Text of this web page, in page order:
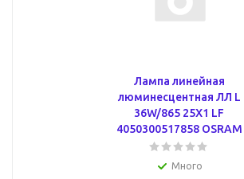
Лампа линейная
люминесцентная ЛЛ L
36W/865 25X1 LF
4050300517858 OSRAM
Много